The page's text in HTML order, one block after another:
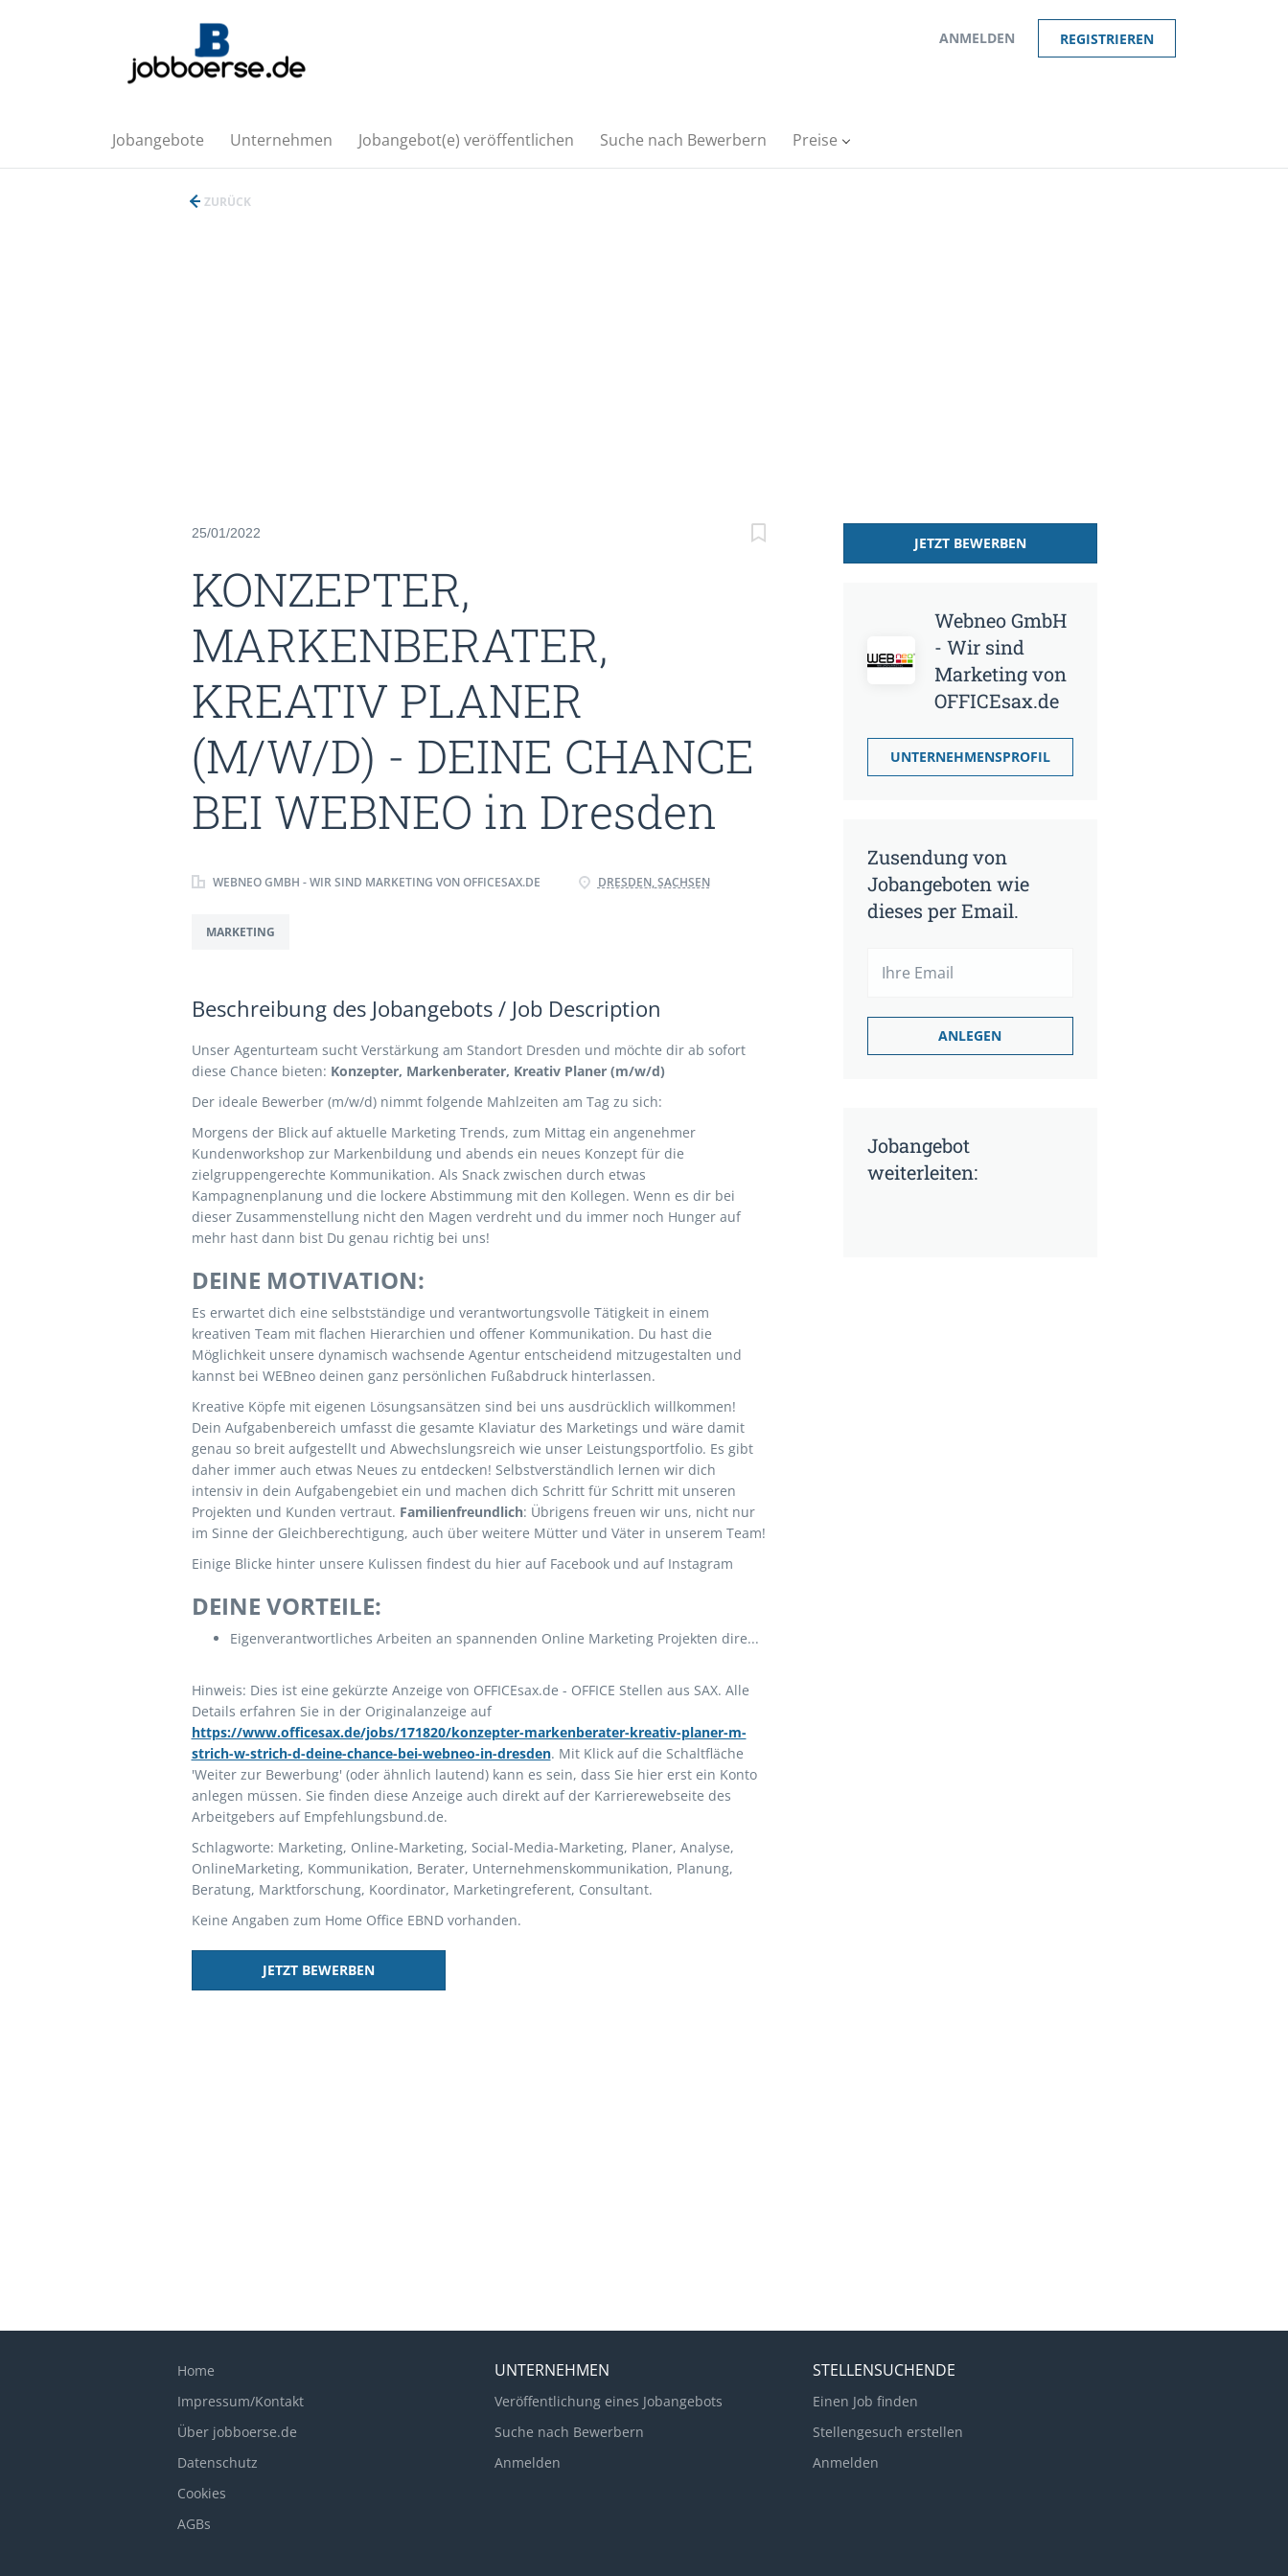
ANMELDEN REGISTRIEREN
Jobangebote Unternehmen Jobangebot(e) veröffentlichen Suche nach Bewerbern Preise
ZURÜCK
25/01/2022
KONZEPTER,
MARKENBERATER,
KREATIV PLANER
(M/W/D) - DEINE CHANCE
BEI WEBNEO in Dresden
WEBNEO GMBH - WIR SIND MARKETING VON OFFICESAX.DE DRESDEN, SACHSEN
MARKETING
Beschreibung des Jobangebots / Job Description
Unser Agenturteam sucht Verstärkung am Standort Dresden und möchte dir ab sofort
diese Chance bieten: Konzepter, Markenberater, Kreativ Planer (m/w/d)
Der ideale Bewerber (m/w/d) nimmt folgende Mahlzeiten am Tag zu sich:
Morgens der Blick auf aktuelle Marketing Trends, zum Mittag ein angenehmer
Kundenworkshop zur Markenbildung und abends ein neues Konzept für die
zielgruppengerechte Kommunikation. Als Snack zwischen durch etwas
Kampagnenplanung und die lockere Abstimmung mit den Kollegen. Wenn es dir bei
dieser Zusammenstellung nicht den Magen verdreht und du immer noch Hunger auf
mehr hast dann bist Du genau richtig bei uns!
DEINE MOTIVATION:
Es erwartet dich eine selbstständige und verantwortungsvolle Tätigkeit in einem
kreativen Team mit flachen Hierarchien und offener Kommunikation. Du hast die
Möglichkeit unsere dynamisch wachsende Agentur entscheidend mitzugestalten und
kannst bei WEBneo deinen ganz persönlichen Fußabdruck hinterlassen.
Kreative Köpfe mit eigenen Lösungsansätzen sind bei uns ausdrücklich willkommen!
Dein Aufgabenbereich umfasst die gesamte Klaviatur des Marketings und wäre damit
genau so breit aufgestellt und Abwechslungsreich wie unser Leistungsportfolio. Es gibt
daher immer auch etwas Neues zu entdecken! Selbstverständlich lernen wir dich
intensiv in dein Aufgabengebiet ein und machen dich Schritt für Schritt mit unseren
Projekten und Kunden vertraut. Familienfreundlich: Übrigens freuen wir uns, nicht nur
im Sinne der Gleichberechtigung, auch über weitere Mütter und Väter in unserem Team!
Einige Blicke hinter unsere Kulissen findest du hier auf Facebook und auf Instagram
DEINE VORTEILE:
Eigenverantwortliches Arbeiten an spannenden Online Marketing Projekten dire...
Hinweis: Dies ist eine gekürzte Anzeige von OFFICEsax.de - OFFICE Stellen aus SAX. Alle
Details erfahren Sie in der Originalanzeige auf
https://www.officesax.de/jobs/171820/konzepter-markenberater-kreativ-planer-m-
strich-w-strich-d-deine-chance-bei-webneo-in-dresden. Mit Klick auf die Schaltfläche
'Weiter zur Bewerbung' (oder ähnlich lautend) kann es sein, dass Sie hier erst ein Konto
anlegen müssen. Sie finden diese Anzeige auch direkt auf der Karrierewebseite des
Arbeitgebers auf Empfehlungsbund.de.
Schlagworte: Marketing, Online-Marketing, Social-Media-Marketing, Planer, Analyse,
OnlineMarketing, Kommunikation, Berater, Unternehmenskommunikation, Planung,
Beratung, Marktforschung, Koordinator, Marketingreferent, Consultant.
Keine Angaben zum Home Office EBND vorhanden.
JETZT BEWERBEN
JETZT BEWERBEN
Webneo GmbH
- Wir sind
Marketing von
OFFICEsax.de
UNTERNEHMENSPROFIL
Zusendung von
Jobangeboten wie
dieses per Email.
Jobangebot
weiterleiten:
Home
Impressum/Kontakt
Über jobboerse.de
Datenschutz
Cookies
AGBs
UNTERNEHMEN
Veröffentlichung eines Jobangebots
Suche nach Bewerbern
Anmelden
STELLENSUCHENDE
Einen Job finden
Stellengesuch erstellen
Anmelden